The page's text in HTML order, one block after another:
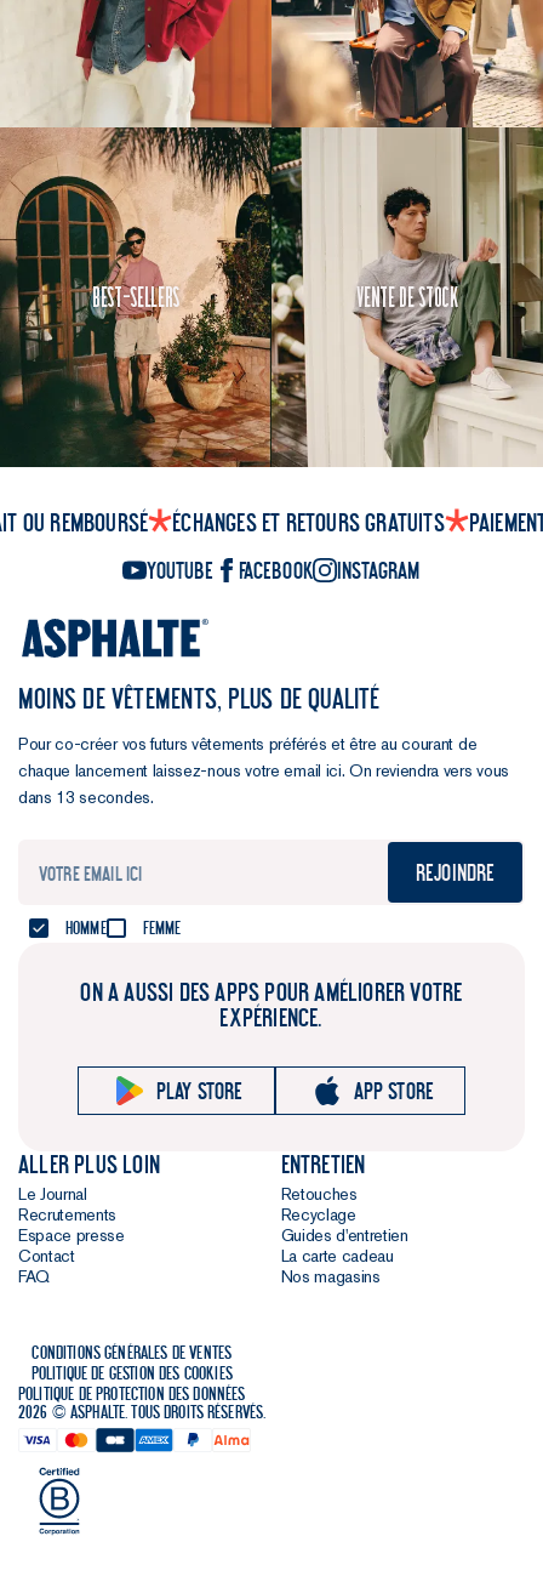
Best-Sellers Vente de Stock
ou remboursé Échanges et retours gratuits
YouTube Facebook Instagram
MOINS DE VÊTEMENTS, PLUS DE QUALITÉ
Pour co-créer vos futurs vêtements préférés et être au courant de
chaque lancement laissez-nous votre email ici. On reviendra vers vous
dans 13 secondes.
Rejoindre
Homme Femme
ON A AUSSI DES APPS POUR AMÉLIORER VOTRE
EXPÉRIENCE.
Play store App store
Aller plus loin
Le Journal
Recrutements
Espace presse
Contact
FAQ
Entretien
Retouches
Recyclage
Guides d'entretien
La carte cadeau
Nos magasins
Conditions générales de ventes
Politique de gestion des cookies
Politique de protection des données
2026 © Asphalte. Tous droits réservés.